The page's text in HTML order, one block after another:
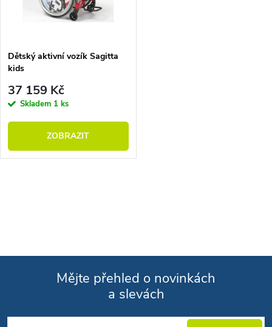
Dětský aktivní vozík Sagitta
kids
37 159 Kč
Skladem 1 ks
ZOBRAZIT
Mějte přehled o novinkách
a slevách